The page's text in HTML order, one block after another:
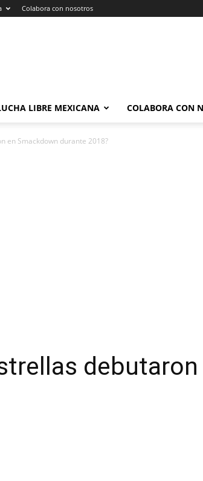
Colabora con nosotros
LIBRE MEXICANA COLABORA CON
en Smackdown durante 2018?